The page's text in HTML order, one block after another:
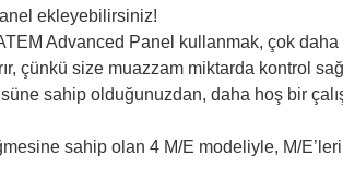
ekleyebilirsiniz!
Advanced Panel kullanmak, çok daha
çünkü size muazzam miktarda kontrol
sahip olduğunuzdan, daha hoş bir
sahip olan 4 M/E modeliyle, M/